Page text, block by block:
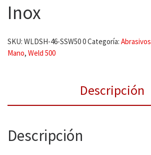
Inox
SKU: WLDSH-46-SSW50 0Categoría: Abrasivos
Mano, Weld 500
Descripción
Descripción